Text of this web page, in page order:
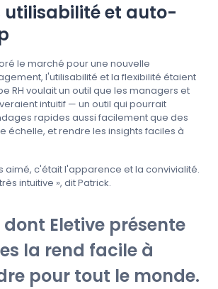
utilisabilité et auto-
le marché pour une nouvelle
l'utilisabilité et la flexibilité étaient
RH voulait un outil que les managers et
intuitif — un outil qui pourrait
rapides aussi facilement que des
échelle, et rendre les insights faciles à
aimé, c'était l'apparence et la convivialité.
intuitive », dit Patrick.
Eletive présente
la rend facile à
pour tout le monde.